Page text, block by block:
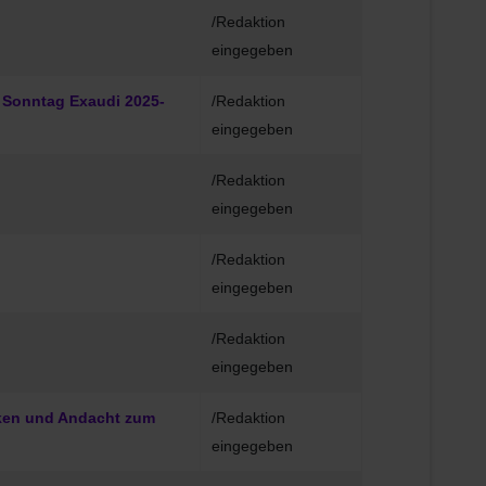
/Redaktion
eingegeben
Exaudi 2025-
/Redaktion
eingegeben
/Redaktion
eingegeben
/Redaktion
eingegeben
/Redaktion
eingegeben
und Andacht zum
/Redaktion
eingegeben